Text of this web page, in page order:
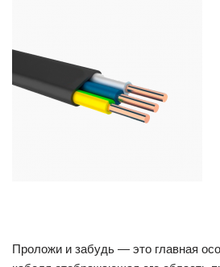
Проложи и забудь — это главная